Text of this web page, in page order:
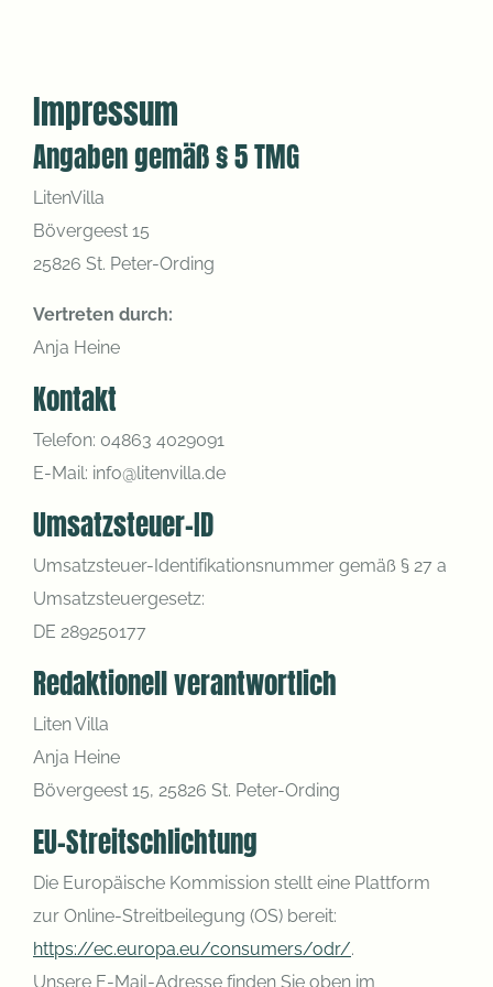
Impressum
Angaben gemäß § 5 TMG
LitenVilla
Bövergeest 15
25826 St. Peter-Ording
Vertreten durch:
Anja Heine
Kontakt
Telefon: 04863 4029091
E-Mail: info@litenvilla.de
Umsatzsteuer-ID
Umsatzsteuer-Identifikationsnummer gemäß § 27 a
Umsatzsteuergesetz:
DE 289250177
Redaktionell verantwortlich
Liten Villa
Anja Heine
Bövergeest 15, 25826 St. Peter-Ording
EU-Streitschlichtung
Die Europäische Kommission stellt eine Plattform
zur Online-Streitbeilegung (OS) bereit:
https://ec.europa.eu/consumers/odr/.
Unsere E-Mail-Adresse finden Sie oben im